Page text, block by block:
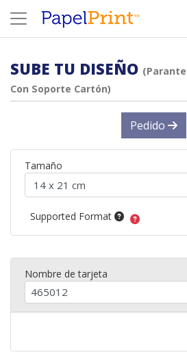
SUBE TU DISEÑO
Con Soporte Cartón)
Pedido
Tamaño
Supported Format
Nombre de tarjeta